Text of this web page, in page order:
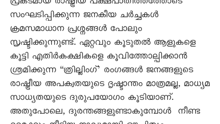
സംഘടിപ്പിക്കുന്ന ജനകീയ ചർച്ചകൾ
ക്രമസമാധാന പ്രശ്നങ്ങൾ പോലും
സൃഷ്ടിക്കുന്നുണ്ട്. ഏറ്റവും കൂടുതൽ ആളുകളെ
കൂട്ടി എതിർകക്ഷികളെ കൂവിത്തോല്പിക്കാൻ
ശ്രമിക്കുന്ന “ത്രില്ലിംഗ്’ രംഗങ്ങൾ ജനങ്ങളുടെ
രാഷ്ട്രീയ അപക്വതയുടെ ദൃഷ്ടാന്തം മാത്രമല്ല, മാധ്യമ
സാധ്യതയുടെ ദുരുപയോഗം കൂടിയാണ്.
അതുപോലെ, ദുരന്തങ്ങളുണ്ടാകുമ്പോൾ നീണ്ട